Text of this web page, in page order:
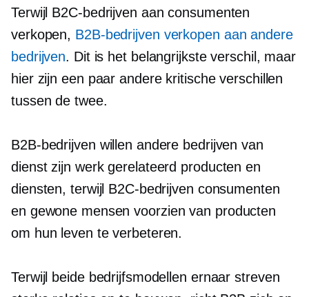
Terwijl B2C-bedrijven aan consumenten
verkopen, B2B-bedrijven verkopen aan andere
bedrijven. Dit is het belangrijkste verschil, maar
hier zijn een paar andere kritische verschillen
tussen de twee.
B2B-bedrijven willen andere bedrijven van
dienst zijn werk gerelateerd producten en
diensten, terwijl B2C-bedrijven consumenten
en gewone mensen voorzien van producten
om hun leven te verbeteren.
Terwijl beide bedrijfsmodellen ernaar streven